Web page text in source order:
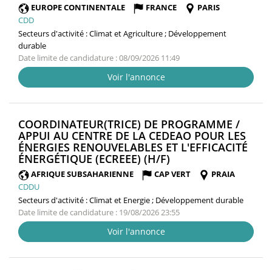
FENÊTRE)
EUROPE CONTINENTALE FRANCE
PARIS
CDD
Secteurs d'activité :Climat et Agriculture ; Développement
durable
Date limite de candidature : 08/09/2026 11:49
Voir l'annonce
COORDINATEUR(TRICE) DE PROGRAMME /
APPUI AU CENTRE DE LA CEDEAO POUR LES
ÉNERGIES RENOUVELABLES ET L'EFFICACITÉ
ÉNERGÉTIQUE (ECREEE) (H/F)
FENÊTRE)
AFRIQUE SUBSAHARIENNE CAP VERT
PRAIA
CDDU
Secteurs d'activité :Climat et Energie ; Développement durable
Date limite de candidature : 19/08/2026 23:55
Voir l'annonce